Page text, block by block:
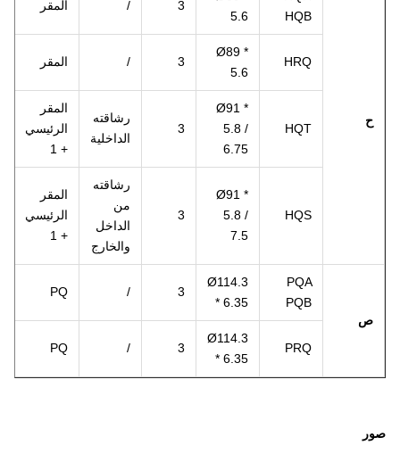
ح
HQB
5.6
3
/ المقر
HRQ
Ø89 *
5.6
3
/ المقر
HQT
Ø91 *
5.8 /
6.75
3
رشاقته
الداخلية
المقر
الرئيسي
+ 1
HQS
Ø91 *
5.8 /
7.5
3
رشاقته
من
الداخل
والخارج
المقر
الرئيسي
+ 1
ص
PQA
PQB
Ø114.3
* 6.35
3
/
PQ
PRQ
Ø114.3
* 6.35
3
/
PQ
صور